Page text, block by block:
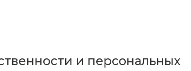
и персональных